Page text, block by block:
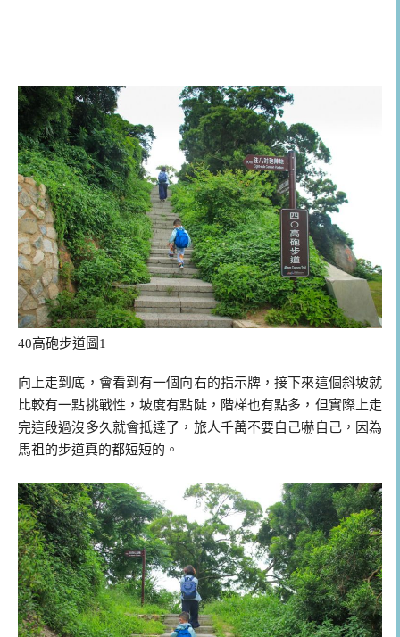
40高砲步道圖1
向上走到底，會看到有一個向右的指示牌，接下來這個斜坡就
比較有一點挑戰性，坡度有點陡，階梯也有點多，但實際上走
完這段過沒多久就會抵達了，旅人千萬不要自己嚇自己，因為
馬祖的步道真的都短短的。